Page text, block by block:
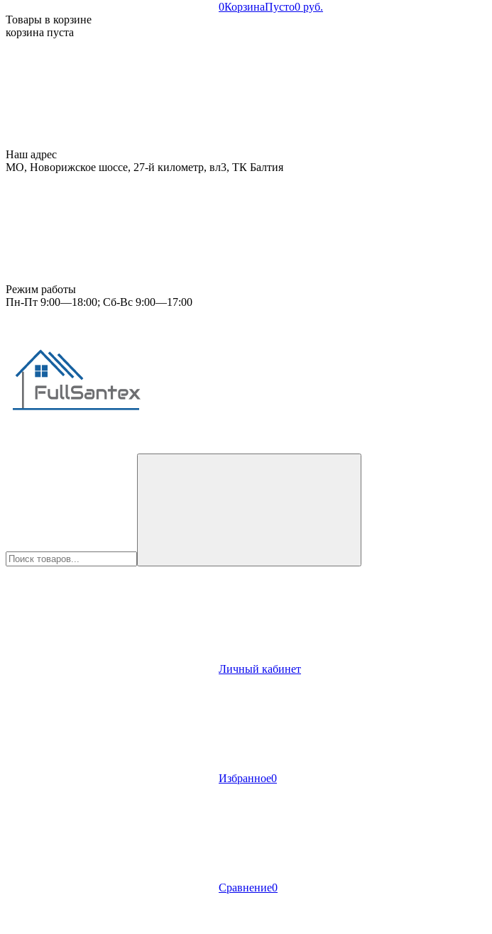
0КорзинаПусто0 руб.
Товары в корзине
корзина пуста
Наш адрес
МО, Новорижское шоссе, 27-й километр, вл3, ТК Балтия
Режим работы
Пн-Пт 9:00—18:00; Сб-Вс 9:00—17:00
Личный кабинет
Избранное0
Сравнение0